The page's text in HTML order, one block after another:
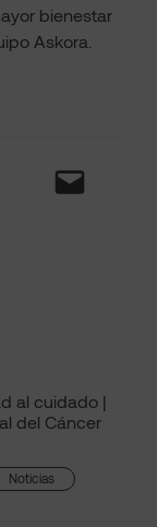
Mail
bienestar
Askora.
al cuidado |
del Cáncer
Noticias